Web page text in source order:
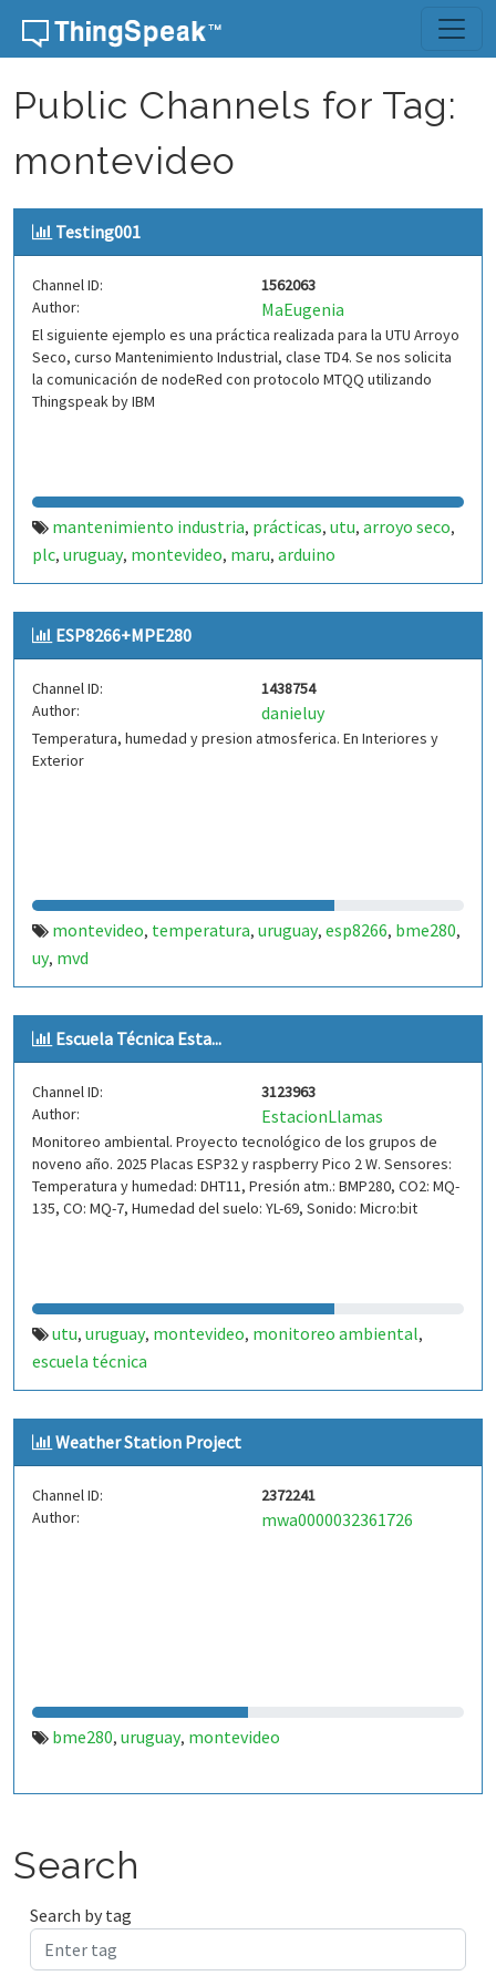
Skip to content
Public Channels for Tag:
montevideo
Testing001
Channel ID:
1562063
Author:
MaEugenia
El siguiente ejemplo es una práctica realizada para la UTU Arroyo
Seco, curso Mantenimiento Industrial, clase TD4. Se nos solicita
la comunicación de nodeRed con protocolo MTQQ utilizando
Thingspeak by IBM
mantenimiento industria, prácticas, utu, arroyo seco,
plc, uruguay, montevideo, maru, arduino
ESP8266+MPE280
Channel ID:
1438754
Author:
danieluy
Temperatura, humedad y presion atmosferica. En Interiores y
Exterior
montevideo, temperatura, uruguay, esp8266, bme280,
uy, mvd
Escuela Técnica Esta...
Channel ID:
3123963
Author:
EstacionLlamas
Monitoreo ambiental. Proyecto tecnológico de los grupos de
noveno año. 2025 Placas ESP32 y raspberry Pico 2 W. Sensores:
Temperatura y humedad: DHT11, Presión atm.: BMP280, CO2: MQ-
135, CO: MQ-7, Humedad del suelo: YL-69, Sonido: Micro:bit
utu, uruguay, montevideo, monitoreo ambiental,
escuela técnica
Weather Station Project
Channel ID:
2372241
Author:
mwa0000032361726
bme280, uruguay, montevideo
Search
Search by tag